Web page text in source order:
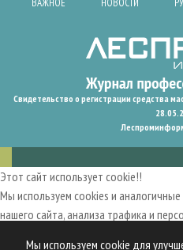
Мы используем cookie для
ВАЖНОЕ НОВОСТИ
Свидетельство о регистрации средства
Этот сайт использует cookie!!
Мы используем cookies и
нашего сайта, анализа трафика и